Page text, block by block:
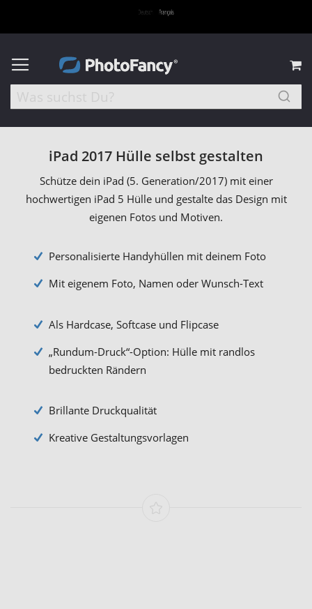
iPad 2017 Hülle selbst gestalten
Schütze dein iPad (5. Generation/2017) mit einer
hochwertigen iPad 5 Hülle und gestalte das Design mit
eigenen Fotos und Motiven.
Personalisierte Handyhüllen mit deinem Foto
Mit eigenem Foto, Namen oder Wunsch-Text
Als Hardcase, Softcase und Flipcase
„Rundum-Druck“-Option: Hülle mit randlos
bedruckten Rändern
Brillante Druckqualität
Kreative Gestaltungsvorlagen